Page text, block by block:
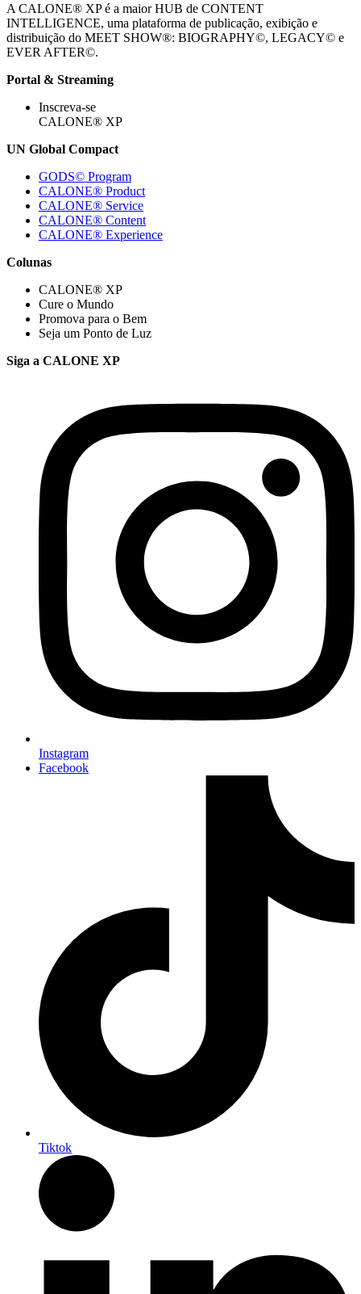
A CALONE® XP é a maior HUB de CONTENT
INTELLIGENCE, uma plataforma de publicação, exibição e
distribuição do MEET SHOW®: BIOGRAPHY©, LEGACY© e
EVER AFTER©.
Portal & Streaming
Inscreva-se
CALONE® XP
UN Global Compact
GODS© Program
CALONE® Product
CALONE® Service
CALONE® Content
CALONE® Experience
Colunas
CALONE® XP
Cure o Mundo
Promova para o Bem
Seja um Ponto de Luz
Siga a CALONE XP
Instagram
Facebook
Tiktok